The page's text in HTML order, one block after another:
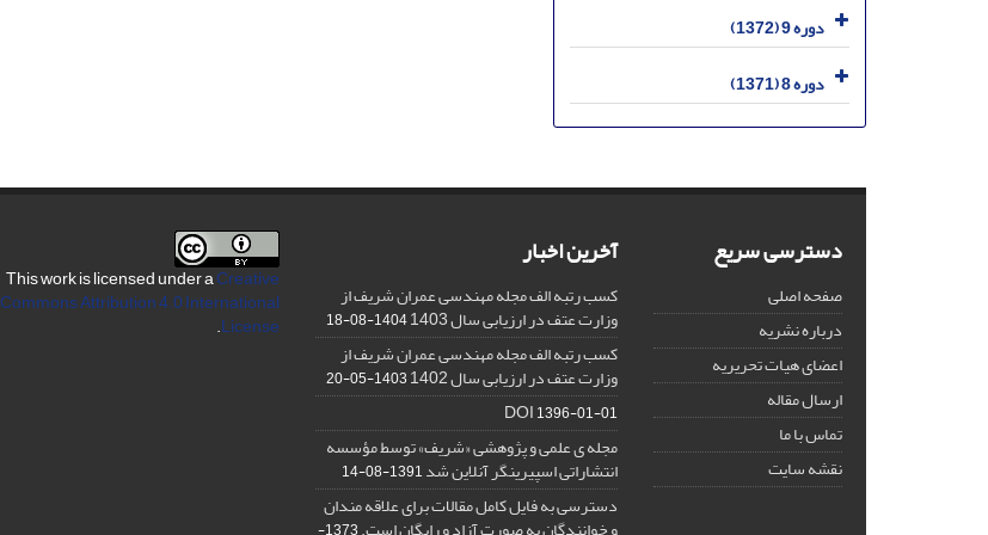
دوره 9 (1372)
دوره 8 (1371)
دسترسی سریع
صفحه اصلی
درباره نشریه
اعضای هیات تحریریه
ارسال مقاله
تماس با ما
نقشه سایت
آخرین اخبار
کسب رتبه الف مجله مهندسی عمران شریف از
وزارت عتف در ارزیابی سال 1403 1404-08-18
کسب رتبه الف مجله مهندسی عمران شریف از
وزارت عتف در ارزیابی سال 1402 1403-05-20
DOI1396-01-01
مجله ی علمی و پژوهشی «شریف» توسط مؤسسه
انتشاراتی اسپیرینگر آنلاین شد1391-08-14
دسترسی به فایل کامل مقالات برای علاقه مندان
This work is licensed under aCreative
Commons Attribution 4.0 International
License
.